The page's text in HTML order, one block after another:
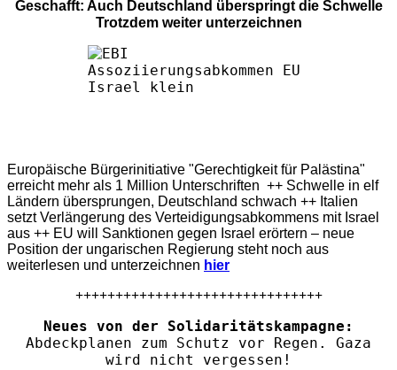
Geschafft: Auch Deutschland überspringt die Schwelle
Trotzdem weiter unterzeichnen
Europäische Bürgerinitiative "Gerechtigkeit für Palästina"
erreicht mehr als 1 Million Unterschriften ++ Schwelle in elf
Ländern übersprungen, Deutschland schwach ++ Italien
setzt Verlängerung des Verteidigungsabkommens mit Israel
aus ++ EU will Sanktionen gegen Israel erörtern – neue
Position der ungarischen Regierung steht noch aus
weiterlesen und unterzeichnen hier
+++++++++++++++++++++++++++++++
Neues von der Solidaritätskampagne:
Abdeckplanen zum Schutz vor Regen. Gaza
wird nicht vergessen!